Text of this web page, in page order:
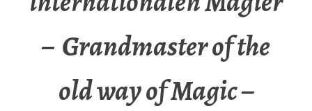
– Grandmaster of the
old way of Magic –